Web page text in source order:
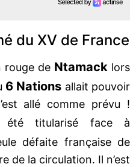
du XV de France
rouge de Ntamack lors
6 Nations allait pouvoir
allé comme prévu !
titularisé face à
défaite française de
de la circulation. Il n’est